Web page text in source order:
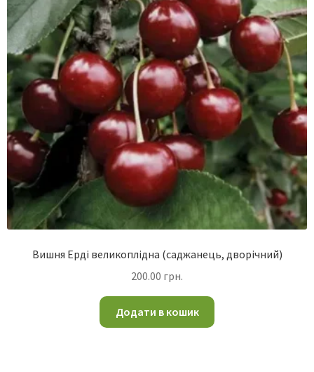
Вишня Ерді великоплідна (саджанець, дворічний)
200.00 грн.
Додати в кошик